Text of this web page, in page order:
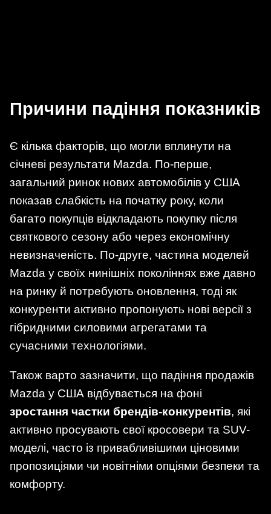
Причини падіння показників
Є кілька факторів, що могли вплинути на
січневі результати Mazda. По-перше,
загальний ринок нових автомобілів у США
показав слабкість на початку року, коли
багато покупців відкладають покупку після
святкового сезону або через економічну
невизначеність. По-друге, частина моделей
Mazda у своїх нинішніх поколіннях вже давно
на ринку й потребують оновлення, тоді як
конкуренти активно пропонують нові версії з
гібридними силовими агрегатами та
сучасними технологіями.
Також варто зазначити, що падіння продажів
Mazda у США відбувається на фоні
зростання частки брендів-конкурентів, які
активно просувають свої кросовери та SUV-
моделі, часто із привабливішими ціновими
пропозиціями чи новітніми опціями безпеки та
комфорту.